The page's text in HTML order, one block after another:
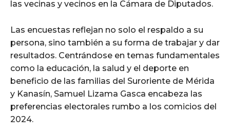
las vecinas y vecinos en la Cámara de Diputados.
Las encuestas reflejan no solo el respaldo a su
persona, sino también a su forma de trabajar y dar
resultados. Centrándose en temas fundamentales
como la educación, la salud y el deporte en
beneficio de las familias del Suroriente de Mérida
y Kanasín, Samuel Lizama Gasca encabeza las
preferencias electorales rumbo a los comicios del
2024.